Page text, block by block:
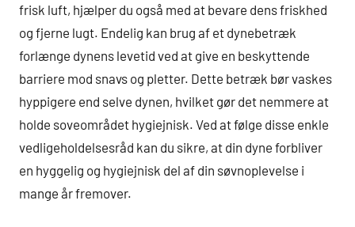
frisk luft, hjælper du også med at bevare dens friskhed
og fjerne lugt. Endelig kan brug af et dynebetræk
forlænge dynens levetid ved at give en beskyttende
barriere mod snavs og pletter. Dette betræk bør vaskes
hyppigere end selve dynen, hvilket gør det nemmere at
holde soveområdet hygiejnisk. Ved at følge disse enkle
vedligeholdelsesråd kan du sikre, at din dyne forbliver
en hyggelig og hygiejnisk del af din søvnoplevelse i
mange år fremover.